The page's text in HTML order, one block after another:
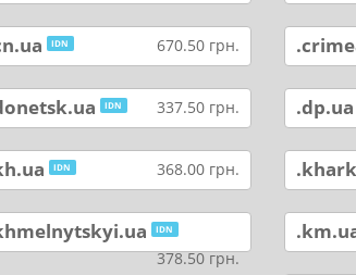
IDN 670.50 грн.
IDN 337.50 грн. .dp.ua
IDN 368.00 грн.
IDN
378.50 грн.